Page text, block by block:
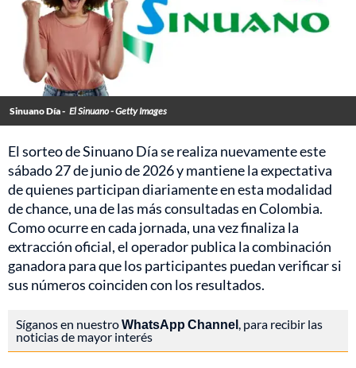
Sinuano Día - El Sinuano - Getty Images
El sorteo de Sinuano Día se realiza nuevamente este
sábado 27 de junio de 2026 y mantiene la expectativa
de quienes participan diariamente en esta modalidad
de chance, una de las más consultadas en Colombia.
Como ocurre en cada jornada, una vez finaliza la
extracción oficial, el operador publica la combinación
ganadora para que los participantes puedan verificar si
sus números coinciden con los resultados.
Síganos en nuestroWhatsApp Channel, para recibir las
noticias de mayor interés